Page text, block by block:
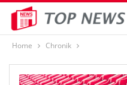
Home Chronik